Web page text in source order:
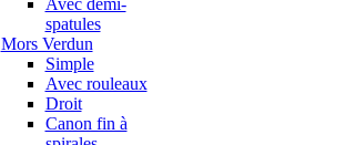
Avec demi-
spatules
Mors Verdun
Simple
Avec rouleaux
Droit
Canon fin à